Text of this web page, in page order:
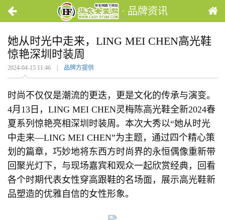
· 品牌资讯
她从时光中走来，LING MEI CHEN高光鞋
惊艳深圳时装周
2024-04-15 11:46 | 品牌方提供
时尚不仅仅是潮流的更迭，更是文化的传承与演变。
4月13日，LING MEI CHEN灵梅陈高光鞋全新2024春
夏系列惊艳亮相深圳时装周。本次大秀以“她从时光
中走来—LING MEI CHEN”为主题，通过四个精心策
划的篇章，巧妙地将东西方时尚界的永恒偶像重新带
回聚光灯下，与现场嘉宾和观众一起欣赏经典，回看
各个时期代表女性穿高跟鞋的名场面，展示高光鞋新
品塑造的优雅自信的女性形象。